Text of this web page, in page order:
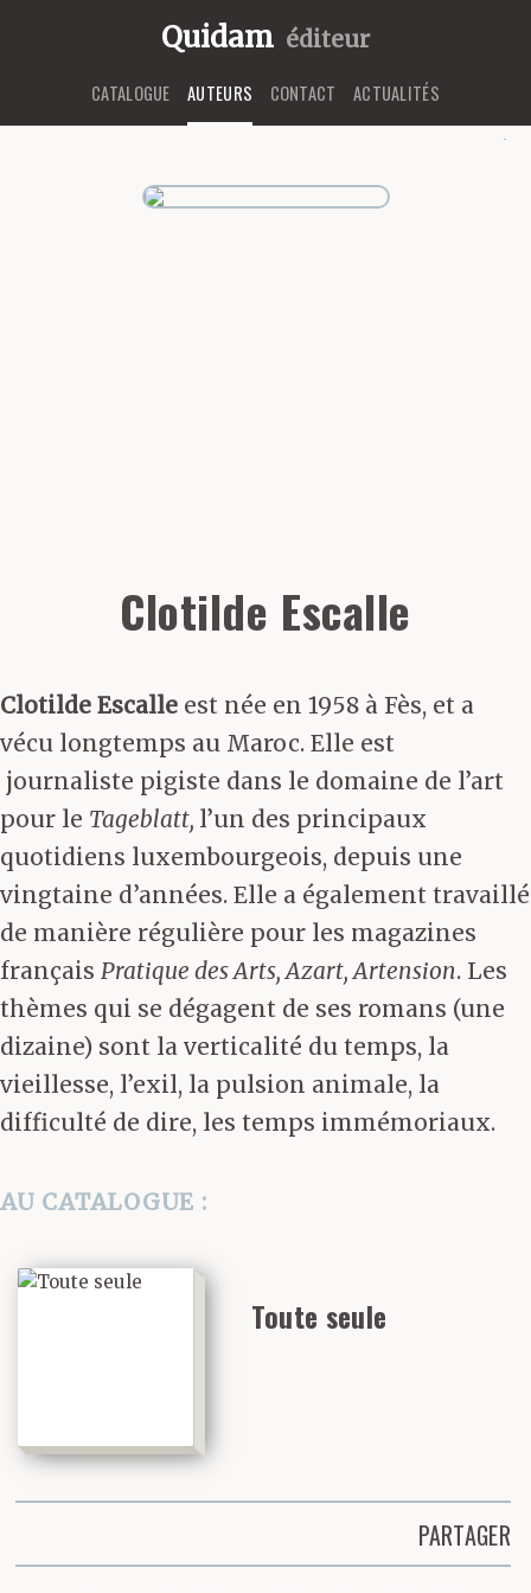
Quidam éditeur
CATALOGUE AUTEURS CONTACT ACTUALITÉS
Clotilde Escalle
Clotilde Escalle est née en 1958 à Fès, et a
vécu longtemps au Maroc. Elle est
journaliste pigiste dans le domaine de l’art
pour le Tageblatt, l’un des principaux
quotidiens luxembourgeois, depuis une
vingtaine d’années. Elle a également travaillé
de manière régulière pour les magazines
français Pratique des Arts, Azart, Artension. Les
thèmes qui se dégagent de ses romans (une
dizaine) sont la verticalité du temps, la
vieillesse, l’exil, la pulsion animale, la
difficulté de dire, les temps immémoriaux.
AU CATALOGUE :
Toute seule
PARTAGER